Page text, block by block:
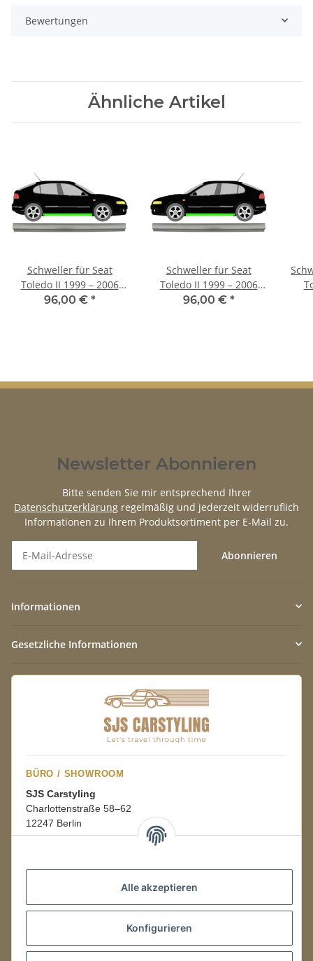
Alle akzeptieren
Konfigurieren
Bewertungen
Ähnliche Artikel
Schweller für Seat
Toledo II 1999 – 2006
rechts
96,00 € *
Schweller für Seat
Toledo II 1999 – 2006
links
96,00 € *
Newsletter Abonnieren
Bitte senden Sie mir entsprechend Ihrer
Datenschutzerklärung regelmäßig und jederzeit widerruflich
Informationen zu Ihrem Produktsortiment per E-Mail zu.
Abonnieren
Informationen
Gesetzliche Informationen
BÜRO / SHOWROOM
SJS Carstyling
Charlottenstraße 58–62
12247 Berlin
08:00–16:00 Uhr
LAGER / RETOUREN
Packmonster Fulfillment
SJS Carstyling Lager